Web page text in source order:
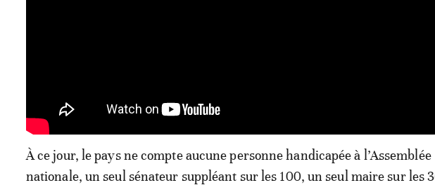
À ce jour, le pays ne compte aucune personne handicapée à l’Assemblée
nationale, un seul sénateur suppléant sur les 100, un seul maire sur les